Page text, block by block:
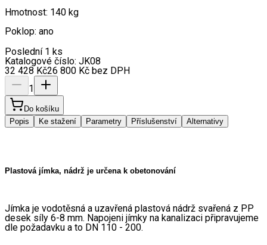
Hmotnost: 140 kg
Poklop: ano
Poslední 1 ks
Katalogové číslo: JK08
32 428 Kč26 800 Kč bez DPH
1
Do košíku
Popis
Ke stažení Parametry Příslušenství Alternativy
Plastová jímka, nádrž je určena k obetonování
Jímka je vodotěsná a uzavřená plastová nádrž svařená z PP
desek síly 6-8 mm. Napojeni jímky na kanalizaci připravujeme
dle požadavku a to DN 110 - 200.